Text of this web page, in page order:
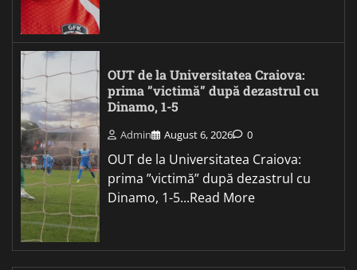
OUT de la Universitatea Craiova:
prima ”victimă” după dezastrul cu
Dinamo, 1-5
Admin August 6, 2026 0
OUT de la Universitatea Craiova:
prima ”victimă” după dezastrul cu
Dinamo, 1-5...Read More